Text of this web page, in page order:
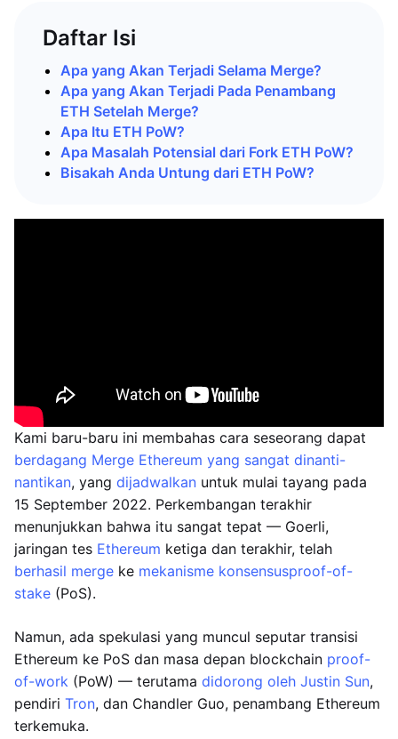
Daftar Isi
Apa yang Akan Terjadi Selama Merge?
Apa yang Akan Terjadi Pada Penambang
ETH Setelah Merge?
Apa Itu ETH PoW?
Apa Masalah Potensial dari Fork ETH PoW?
Bisakah Anda Untung dari ETH PoW?
Kami baru-baru ini membahas cara seseorang dapat
berdagang Merge Ethereum yang sangat dinanti-
nantikan, yang dijadwalkan untuk mulai tayang pada
15 September 2022. Perkembangan terakhir
menunjukkan bahwa itu sangat tepat — Goerli,
jaringan tes Ethereum ketiga dan terakhir, telah
berhasil merge ke mekanisme konsensusproof-of-
stake (PoS).
Namun, ada spekulasi yang muncul seputar transisi
Ethereum ke PoS dan masa depan blockchain proof-
of-work (PoW) — terutama didorong oleh Justin Sun,
pendiri Tron, dan Chandler Guo, penambang Ethereum
terkemuka.